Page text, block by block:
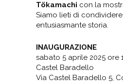
Tökamachi con la
Siamo lieti di
entusiasmante storia.
INAUGURAZIONE
sabato 5 aprile 2025 ore
Castel Baradello
Via Castel Baradello 5,